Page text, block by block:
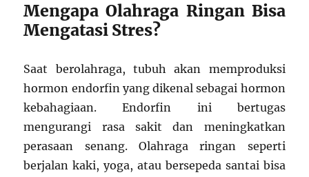
Mengapa Olahraga Ringan Bisa
Mengatasi Stres?
Saat berolahraga, tubuh akan memproduksi
hormon endorfin yang dikenal sebagai hormon
kebahagiaan. Endorfin ini bertugas
mengurangi rasa sakit dan meningkatkan
perasaan senang. Olahraga ringan seperti
berjalan kaki, yoga, atau bersepeda santai bisa